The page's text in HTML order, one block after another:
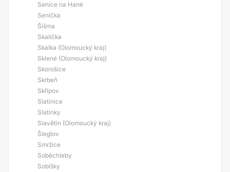
Senice na Hané
Senička
Šišma
Skalička
Skalka (Olomoucký kraj)
Sklené (Olomoucký kraj)
Skorošice
Skrbeň
Skřípov
Slatinice
Slatinky
Slavětín (Olomoucký kraj)
Šleglov
Smržice
Soběchleby
Sobíšky